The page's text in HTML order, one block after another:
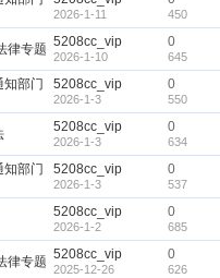
2026-1-11 450
律专题 5208cc_vip
2026-1-10
0
645
知部门
5208cc_vip
2026-1-3
0
550
5208cc_vip
2026-1-3
0
634
知部门
5208cc_vip
2026-1-3
0
537
5208cc_vip
2026-1-2
0
685
律专题 5208cc_vip
2025-12-26
0
626